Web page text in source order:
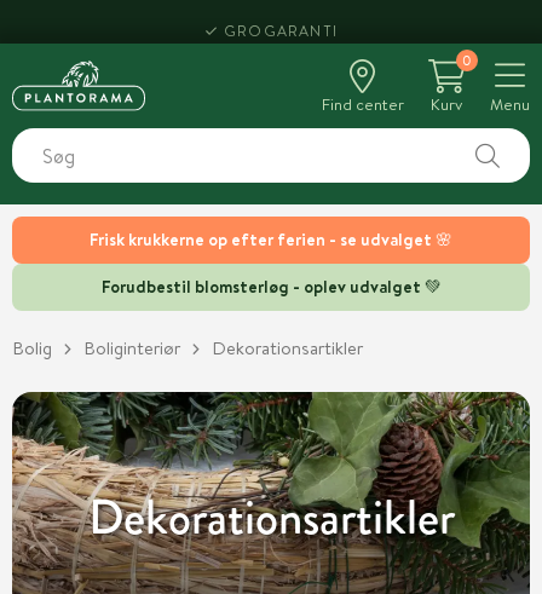
Frisk krukkerne op efter ferien - se udvalget 🌸
Forudbestil blomsterløg - oplev udvalget 💚
HENT SAMME DAG
Find center
0
Kurv
Menu
Bolig Boliginteriør Dekorationsartikler
Dekorationsartikler